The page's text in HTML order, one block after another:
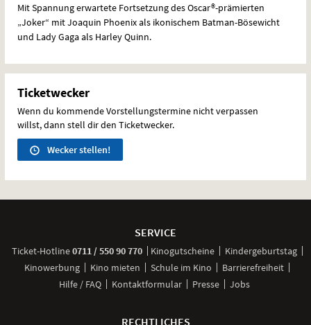
Mit Spannung erwartete Fortsetzung des Oscar®-prämierten
„Joker“ mit Joaquin Phoenix als ikonischem Batman-Bösewicht
und Lady Gaga als Harley Quinn.
Ticketwecker
Wenn du kommende Vorstellungstermine nicht verpassen
willst, dann stell dir den Ticketwecker.
Wecker stellen!
SERVICE
Ticket-Hotline0711 / 550 90 770anrufen
Kinogutscheine
Kindergeburtstag
Kinowerbung
Kino mieten Schule im Kino
Barrierefreiheit
Hilfe / FAQ
Kontaktformular Presse Jobs
RECHTLICHES